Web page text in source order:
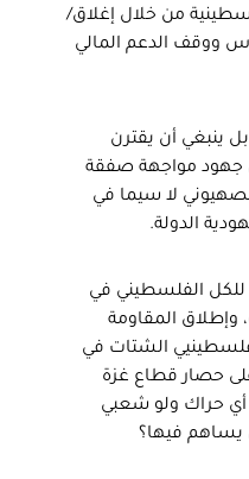
من خلال إغلاق/
ووقف الدعم المالي
ينبغي أن يقترن
جهود مواجهة صفقة
لا سيما في
الدولة.
للكل الفلسطيني في
وإطلاق المقاومة
الشتات في
حصار قطاع غزة
أي حراك ولو شعبي
يساهم فيها؟